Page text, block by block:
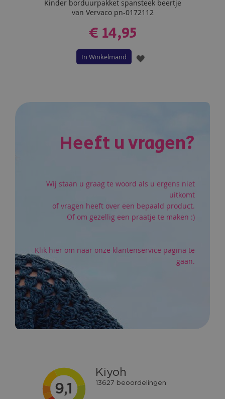
Kinder borduurpakket spansteek beertje
van Vervaco pn-0172112
€ 14,95
In Winkelmand
VOEG
Heeft u vragen?
Wij staan u graag te woord als u ergens niet
uitkomt
of vragen heeft over een bepaald product.
Of om gezellig een praatje te maken :)
Klik hier om naar onze klantenservice pagina te
gaan.